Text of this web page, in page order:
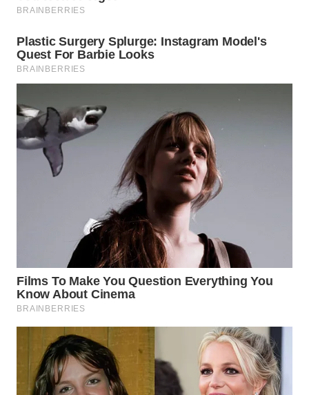
DAIRI
WN
TOBA
WN
NIAS
TAPANULI
SELATAN
WN
TANJUNG
LESUNG
WN